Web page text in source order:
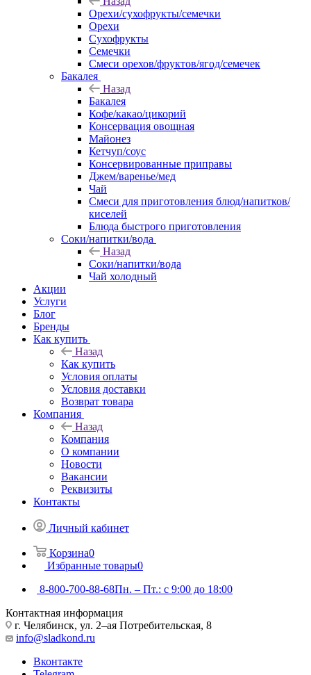
Орехи/сухофрукты/семечки
Орехи
Сухофрукты
Семечки
Смеси орехов/фруктов/ягод/семечек
Бакалея
Назад
Бакалея
Кофе/какао/цикорий
Консервация овощная
Майонез
Кетчуп/соус
Консервированные приправы
Джем/варенье/мед
Чай
Смеси для приготовления блюд/напитков/
киселей
Блюда быстрого приготовления
Соки/напитки/вода
Назад
Соки/напитки/вода
Чай холодный
Акции
Услуги
Блог
Бренды
Как купить
Назад
Как купить
Условия оплаты
Условия доставки
Возврат товара
Компания
Назад
Компания
О компании
Новости
Вакансии
Реквизиты
Контакты
Личный кабинет
Корзина0
Избранные товары0
8-800-700-88-68Пн. – Пт.: с 9:00 до 18:00
Контактная информация
г. Челябинск, ул. 2–ая Потребительская, 8
info@sladkond.ru
Вконтакте